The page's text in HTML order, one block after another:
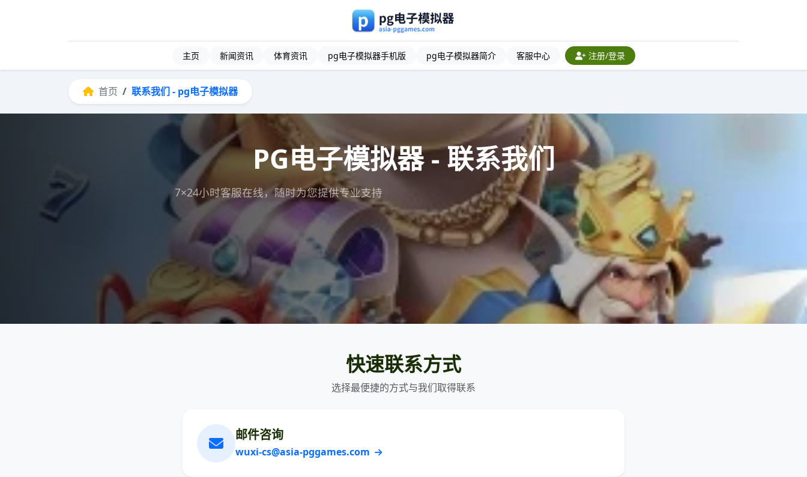
主页 新闻资讯 体育资讯 pg电子模拟器手机版 pg电子模拟器简介 客服中心 注册/登录
首页 联系我们 - pg电子模拟器
PG电子模拟器 - 联系我们
7×24小时客服在线，随时为您提供专业支持
快速联系方式
选择最便捷的方式与我们取得联系
邮件咨询
wuxi-cs@asia-pggames.com